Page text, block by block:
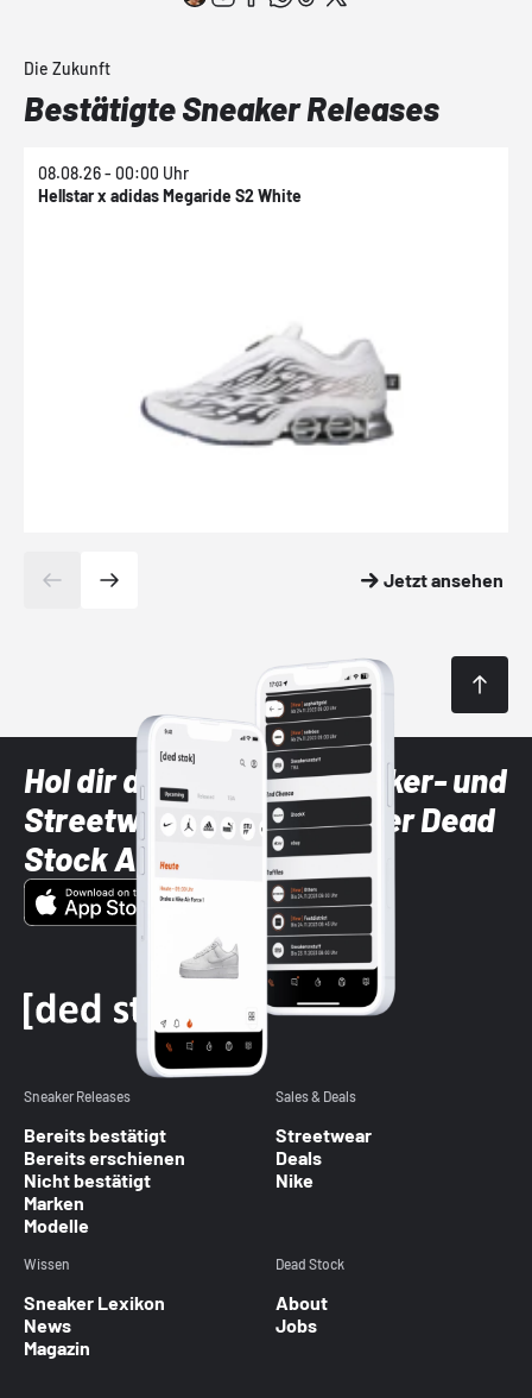
Die Zukunft
Bestätigte Sneaker Releases
08.08.26 - 00:00 Uhr
Hellstar x adidas Megaride S2 White
Jetzt ansehen
Hol dir die neuesten Sneaker- und
Streetwear-Brands mit der Dead
Stock App
Sneaker Releases
Bereits bestätigt
Bereits erschienen
Nicht bestätigt
Marken
Modelle
Sales & Deals
Streetwear
Deals
Nike
Wissen
Sneaker Lexikon
News
Magazin
Dead Stock
About
Jobs